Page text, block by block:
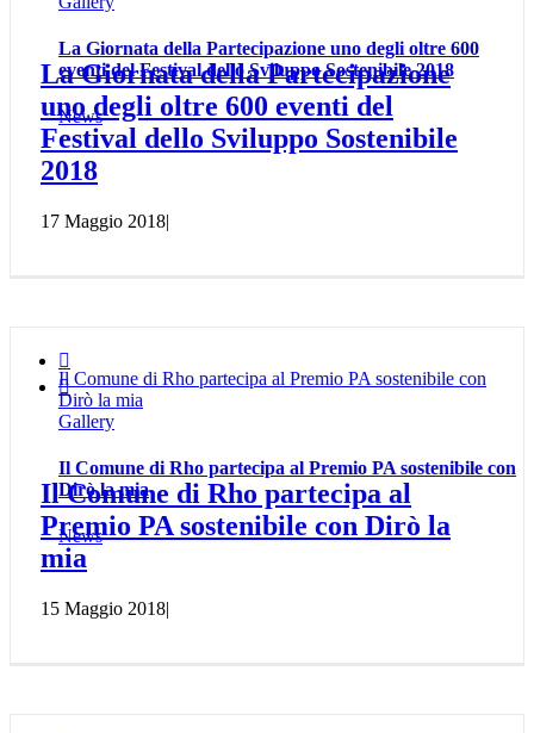
La Giornata della Partecipazione uno degli oltre 600
eventi del Festival dello Sviluppo Sostenibile 2018
News
La Giornata della Partecipazione
uno degli oltre 600 eventi del
Festival dello Sviluppo Sostenibile
2018
17 Maggio 2018|
Il Comune di Rho partecipa al Premio PA sostenibile con
Dirò la mia
Gallery
Il Comune di Rho partecipa al Premio PA sostenibile con
Dirò la mia
News


Il Comune di Rho partecipa al
Premio PA sostenibile con Dirò la
mia
15 Maggio 2018|